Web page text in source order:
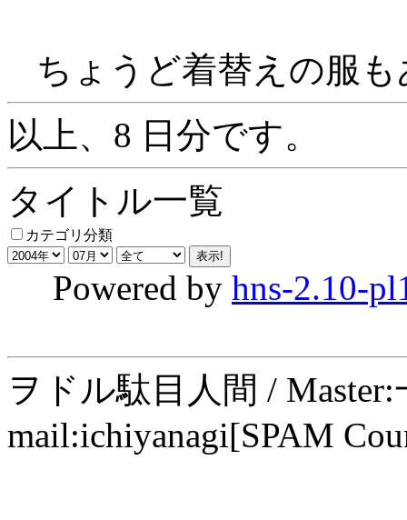
ちょうど着替えの服
以上、8 日分です。
タイトル一覧
カテゴリ分類
Powered by hns-2.10-
ヲドル駄目人間 /
mail:ichiyanagi[SPAM